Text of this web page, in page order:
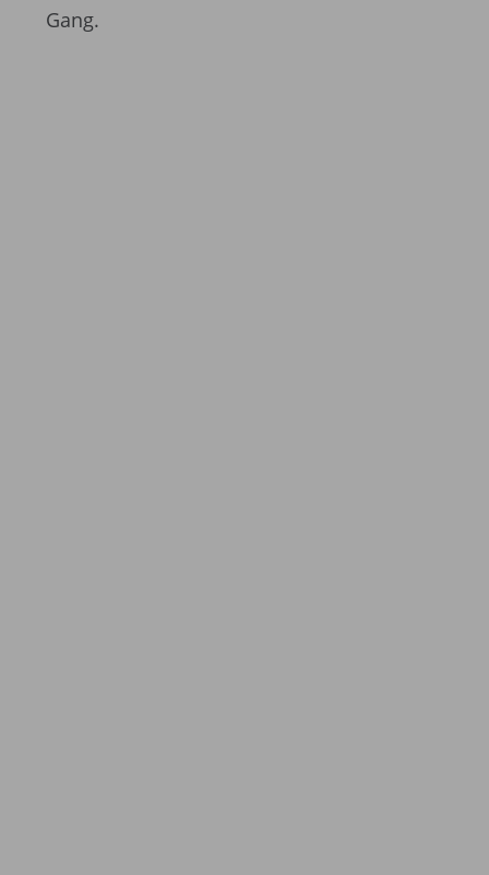
Gang.